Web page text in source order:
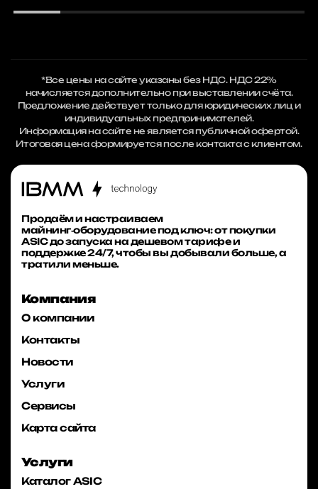
*Все цены на сайте указаны без НДС. НДС 22%
начисляется дополнительно при выставлении счёта.
Предложение действует только для юридических лиц и
индивидуальных предпринимателей.
Информация на сайте не является публичной офертой.
Итоговая цена формируется после контакта с клиентом.
Продаём и настраиваем
майнинг‑оборудование под ключ: от покупки
ASIC до запуска на дешевом тарифе и
поддержке 24/7, чтобы вы добывали больше, а
тратили меньше.
Компания
О компании
Контакты
Новости
Услуги
Сервисы
Карта сайта
Услуги
Каталог ASIC